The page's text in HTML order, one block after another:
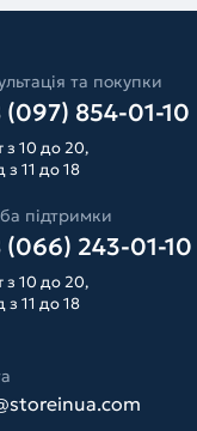
та покупки
(097) 854-01-10
з 10 до 20,
11 до 18
підтримки
(066) 243-01-10
з 10 до 20,
11 до 18